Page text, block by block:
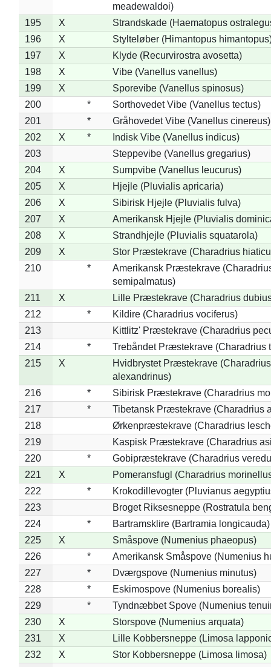
meadewaldoi)
195
X
Strandskade (Haematopus
196
X
Stylteløber (Himantopus
197
X
Klyde (Recurvirostra avosetta)
198
X
Vibe (Vanellus vanellus)
199
X
Sporevibe (Vanellus spinosus)
200
*
Sorthovedet Vibe (Vanellus tectus)
201
*
Gråhovedet Vibe (Vanellus cinereus)
202
X *
Indisk Vibe (Vanellus indicus)
203
Steppevibe (Vanellus gregarius)
204
X
Sumpvibe (Vanellus leucurus)
205
X
Hjejle (Pluvialis apricaria)
206
X
Sibirisk Hjejle (Pluvialis fulva)
207
X
Amerikansk Hjejle (Pluvialis
208
X
Strandhjejle (Pluvialis squatarola)
209
X
Stor Præstekrave (Charadrius
210
*
Amerikansk Præstekrave
semipalmatus)
211
X
Lille Præstekrave (Charadrius
212
*
Kildire (Charadrius vociferus)
213
Kittlitz' Præstekrave (Charadrius
214
*
Trebåndet Præstekrave (Charadrius
215
X
Hvidbrystet Præstekrave (Charadrius
alexandrinus)
216
*
Sibirisk Præstekrave (Charadrius
217
*
Tibetansk Præstekrave (Charadrius
218
Ørkenpræstekrave (Charadrius
219
Kaspisk Præstekrave (Charadrius
220
*
Gobipræstekrave (Charadrius
221
X
Pomeransfugl (Charadrius
222
*
Krokodillevogter (Pluvianus
223
Broget Riksesneppe (Rostratula
224
*
Bartramsklire (Bartramia longicauda)
225
X
Småspove (Numenius phaeopus)
226
*
Amerikansk Småspove (Numenius
227
*
Dværgspove (Numenius minutus)
228
*
Eskimospove (Numenius borealis)
229
*
Tyndnæbbet Spove (Numenius
230
X
Storspove (Numenius arquata)
231
X
Lille Kobbersneppe (Limosa
232
X
Stor Kobbersneppe (Limosa limosa)